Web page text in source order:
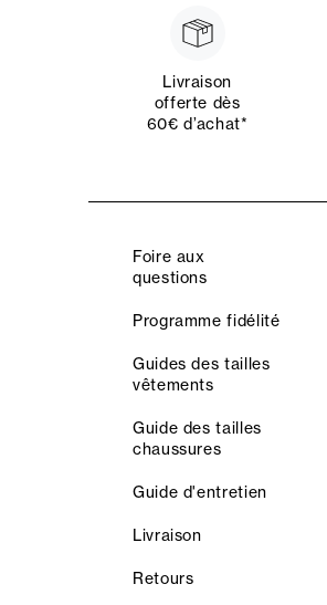
Livraison
offerte dès
60€ d’achat*
Foire aux
questions
Programme fidélité
Guides des tailles
vêtements
Guide des tailles
chaussures
Guide d'entretien
Livraison
Retours